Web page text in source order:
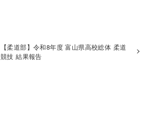
【柔道部】令和8年度 富山県高校総体 柔道
競技 結果報告